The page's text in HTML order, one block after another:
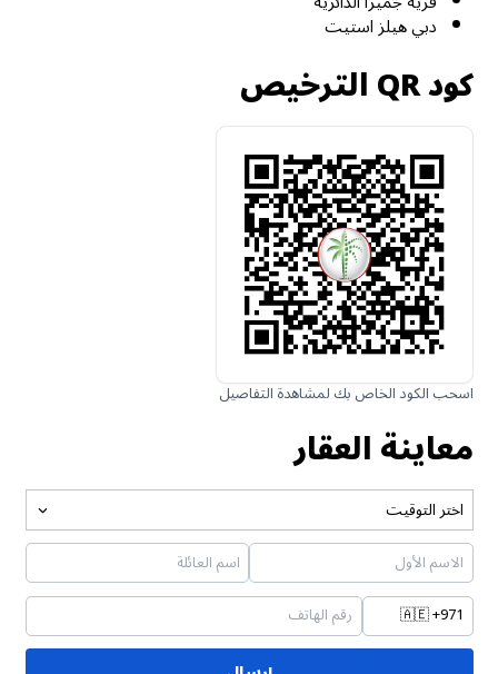
دبي هيلز استيت
كود QR الترخيص
اسحب الكود الخاص بك لمشاهدة التفاصيل
معاينة العقار
اختر التوقيت
🇦🇪+971